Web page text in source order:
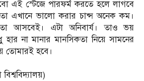
এই স্টেজে পারফর্ম করতে হলে লাগবে
এখানে ভালো করার চান্স অনেক কম।
আসবেই। এটা অনিবার্য। তাও ভয়
না মানার মানসিকতা নিয়ে সামনের
তোমারই হবে।